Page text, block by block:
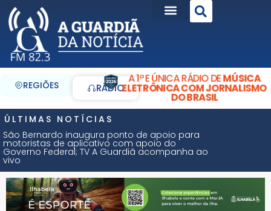
REGIÕES RÁDIO
A 1ª E ÚNICA RÁDIO DEMÚSICA
ELETRÔNICA COM JORNALISMO
DO BRASIL
ÚLTIMAS NOTÍCIAS
São Bernardo inaugura ponto de apoio para
motoristas de aplicativo com apoio do
Governo Federal; TV A Guardiã acompanha ao
vivo